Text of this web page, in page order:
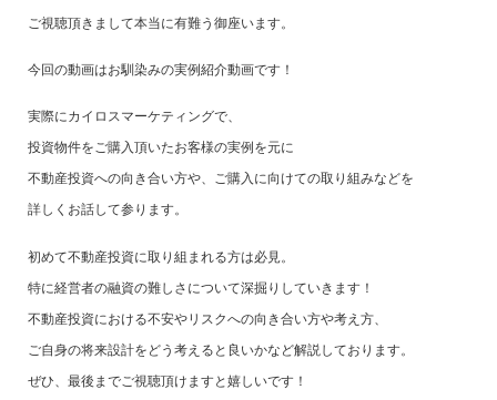
ご視聴頂きまして本当に有難う御座います。
今回の動画はお馴染みの実例紹介動画です！
実際にカイロスマーケティングで、
投資物件をご購入頂いたお客様の実例を元に
不動産投資への向き合い方や、ご購入に向けての取り組みなどを
詳しくお話して参ります。
初めて不動産投資に取り組まれる方は必見。
特に経営者の融資の難しさについて深掘りしていきます！
不動産投資における不安やリスクへの向き合い方や考え方、
ご自身の将来設計をどう考えると良いかなど解説しております。
ぜひ、最後までご視聴頂けますと嬉しいです！